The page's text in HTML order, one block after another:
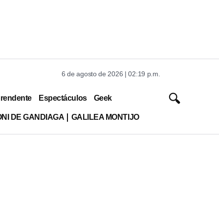
6 de agosto de 2026 | 02:19 p.m.
Espectáculos Geek
DE GANDIAGA GALILEA MONTIJO